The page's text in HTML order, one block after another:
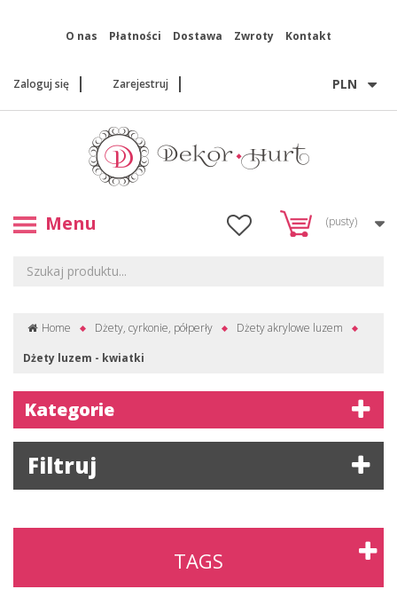
O nas Płatności Dostawa Zwroty Kontakt
PLN
Zaloguj się Zarejestruj
(pusty)
Menu
Home Dżety, cyrkonie, półperły
Dżety akrylowe luzem
Dżety luzem - kwiatki
Kategorie
Filtruj
TAGS